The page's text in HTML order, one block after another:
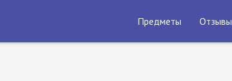
Предметы Отзывы